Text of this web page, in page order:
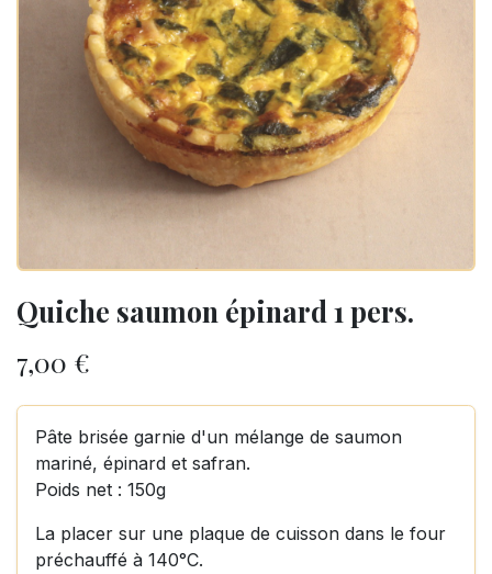
Quiche saumon épinard 1 pers.
7,00 €
Pâte brisée garnie d'un mélange de saumon
mariné, épinard et safran.
Poids net : 150g
La placer sur une plaque de cuisson dans le four
préchauffé à 140°C.